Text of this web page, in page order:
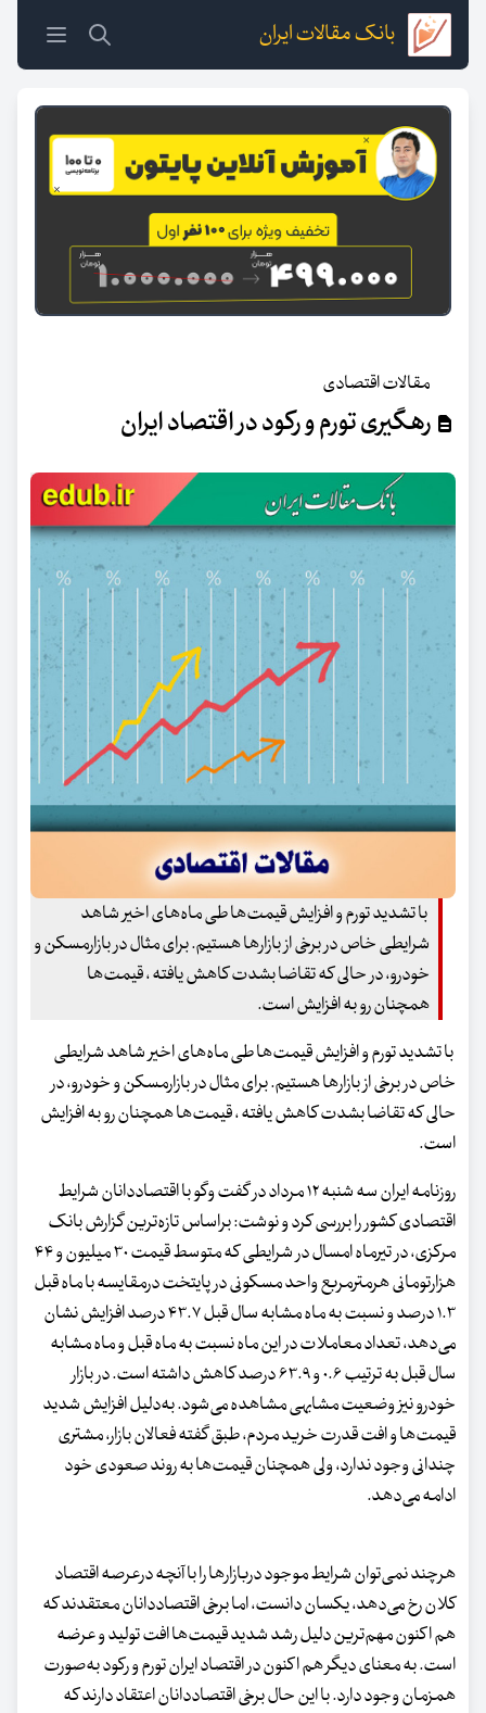
بانک مقالات ایران
مقالات اقتصادی
رهگیری تورم و رکود در اقتصاد ایران
با تشدید تورم و افزایش قیمت‌ها طی ماه‌های اخیر شاهد
شرایطی خاص در برخی از بازارها هستیم. برای مثال در بازارمسکن و
خودرو، در حالی که تقاضا بشدت کاهش یافته ، قیمت‌ها
همچنان رو به افزایش است.
با تشدید تورم و افزایش قیمت‌ها طی ماه‌های اخیر شاهد شرایطی
خاص در برخی از بازارها هستیم. برای مثال در بازارمسکن و خودرو، در
حالی که تقاضا بشدت کاهش یافته ، قیمت‌ها همچنان رو به افزایش
است.
روزنامه ایران سه شنبه ۱۲ مرداد در گفت وگو با اقتصاددانان شرایط
اقتصادی کشور را بررسی کرد و نوشت:‌ براساس تازه‌ترین گزارش بانک
مرکزی، در تیرماه امسال در شرایطی که متوسط قیمت ۳۰ میلیون و ۴۴
هزارتومانی هرمترمربع واحد مسکونی در پایتخت درمقایسه با ماه قبل
۱.۳ درصد و نسبت به ماه مشابه سال قبل ۴۳.۷ درصد افزایش نشان
می‌دهد، تعداد معاملات در این ماه نسبت به ماه قبل و ماه مشابه
سال قبل به ترتیب ۰.۶ و ۶۳.۹ درصد کاهش داشته است. در بازار
خودرو نیز وضعیت مشابهی مشاهده می‌شود. به‌دلیل افزایش شدید
قیمت‌ها و افت قدرت خرید مردم، طبق گفته فعالان بازار، مشتری
چندانی وجود ندارد، ولی همچنان قیمت‌ها به روند صعودی خود
ادامه می‌دهد.
هرچند نمی‌توان شرایط موجود دربازارها را با آنچه درعرصه اقتصاد
کلان رخ می‌دهد، یکسان دانست، اما برخی اقتصاددانان معتقدند که
هم اکنون مهم‌ترین دلیل رشد شدید قیمت‌ها افت تولید و عرضه
است. به معنای دیگر هم اکنون در اقتصاد ایران تورم و رکود به‌صورت
همزمان وجود دارد. با این حال برخی اقتصاددانان اعتقاد دارند که